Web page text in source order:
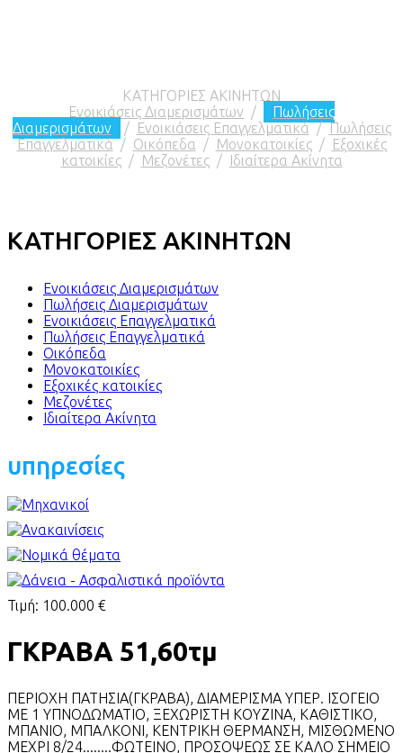
ΚΑΤΗΓΟΡΙΕΣ ΑΚΙΝΗΤΩΝ
Ενοικιάσεις Διαμερισμάτων /
Πωλήσεις
Διαμερισμάτων
/ Ενοικιάσεις Επαγγελματικά/Πωλήσεις
Επαγγελματικά/ Οικόπεδα / Μονοκατοικίες/ Εξοχικές
κατοικίες/ Μεζονέτες/ Ιδιαίτερα Ακίνητα
ΚΑΤΗΓΟΡΙΕΣ ΑΚΙΝΗΤΩΝ
Ενοικιάσεις Διαμερισμάτων
Πωλήσεις Διαμερισμάτων
Ενοικιάσεις Επαγγελματικά
Πωλήσεις Επαγγελματικά
Οικόπεδα
Μονοκατοικίες
Εξοχικές κατοικίες
Μεζονέτες
Ιδιαίτερα Ακίνητα
υπηρεσίες
Τιμή: 100.000 €
ΓΚΡΑΒΑ 51,60τμ
ΠΕΡΙΟΧΗ ΠΑΤΗΣΙΑ(ΓΚΡΑΒΑ), ΔΙΑΜΕΡΙΣΜΑ ΥΠΕΡ. ΙΣΟΓΕΙΟ
ΜΕ 1 ΥΠΝΟΔΩΜΑΤΙΟ, ΞΕΧΩΡΙΣΤΗ ΚΟΥΖΙΝΑ, ΚΑΘΙΣΤΙΚΟ,
ΜΠΑΝΙΟ, ΜΠΑΛΚΟΝΙ, ΚΕΝΤΡΙΚΗ ΘΕΡΜΑΝΣΗ, ΜΙΣΘΩΜΕΝΟ
ΜΕΧΡΙ 8/24........ΦΩΤΕΙΝΟ, ΠΡΟΣΟΨΕΩΣ ΣΕ ΚΑΛΟ ΣΗΜΕΙΟ